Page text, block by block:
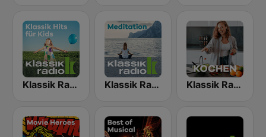
Klassik Radio Hits für Kids Klassik Radio Meditation Klassik Radio Kochen